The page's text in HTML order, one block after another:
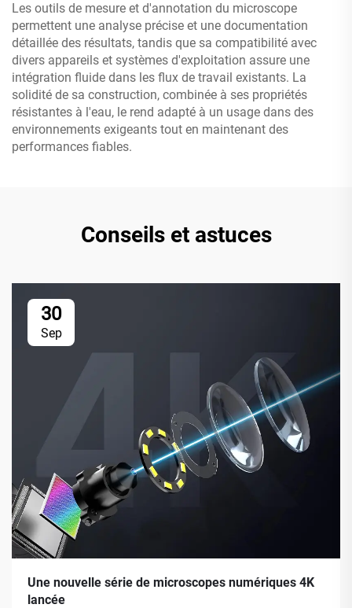
Les outils de mesure et d'annotation du microscope
permettent une analyse précise et une documentation
détaillée des résultats, tandis que sa compatibilité avec
divers appareils et systèmes d'exploitation assure une
intégration fluide dans les flux de travail existants. La
solidité de sa construction, combinée à ses propriétés
résistantes à l'eau, le rend adapté à un usage dans des
environnements exigeants tout en maintenant des
performances fiables.
Conseils et astuces
30
Sep
Une nouvelle série de microscopes numériques 4K
lancée